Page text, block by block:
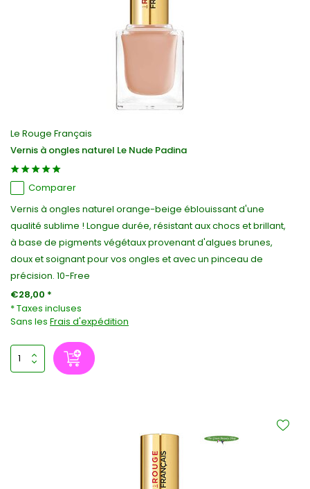
Le Rouge Français
Vernis à ongles naturel Le Nude Padina
Comparer
Vernis à ongles naturel orange-beige éblouissant d'une
qualité sublime ! Longue durée, résistant aux chocs et brillant,
à base de pigments végétaux provenant d'algues brunes,
doux et soignant pour vos ongles et avec un pinceau de
précision. 10-Free
€28,00 *
* Taxes incluses
Sans les Frais d'expédition